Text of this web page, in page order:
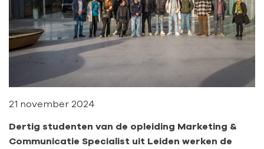
21 november 2024
Dertig studenten van de opleiding Marketing &
Communicatie Specialist uit Leiden werken de